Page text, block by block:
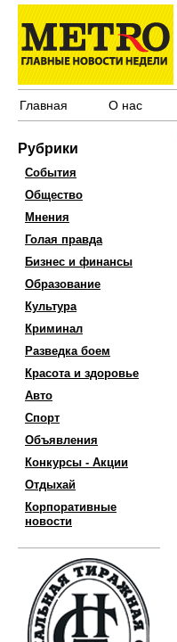
Главная О нас
Рубрики
События
Общество
Мнения
Голая правда
Бизнес и финансы
Образование
Культура
Криминал
Разведка боем
Красота и здоровье
Авто
Спорт
Объявления
Конкурсы - Акции
Отдыхай
Корпоративные
новости